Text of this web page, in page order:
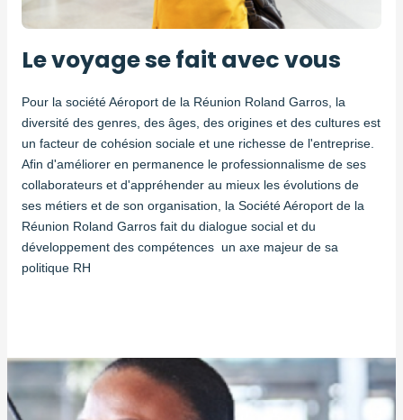
Le voyage se fait avec vous
Pour la société Aéroport de la Réunion Roland Garros, la
diversité des genres, des âges, des origines et des cultures est
un facteur de cohésion sociale et une richesse de l'entreprise.
Afin d'améliorer en permanence le professionnalisme de ses
collaborateurs et d'appréhender au mieux les évolutions de
ses métiers et de son organisation, la Société Aéroport de la
Réunion Roland Garros fait du dialogue social et du
développement des compétences un axe majeur de sa
politique RH